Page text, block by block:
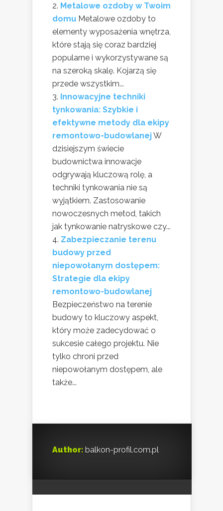
Metalowe ozdoby w Twoim
domu Metalowe ozdoby to
elementy wyposażenia wnętrza,
które stają się coraz bardziej
popularne i wykorzystywane są
na szeroką skalę. Kojarzą się
przede wszystkim...
Innowacyjne techniki
tynkowania: Szybkie i
efektywne metody dla ekipy
remontowo-budowlanejW
dzisiejszym świecie
budownictwa innowacje
odgrywają kluczową rolę, a
techniki tynkowania nie są
wyjątkiem. Zastosowanie
nowoczesnych metod, takich
jak tynkowanie natryskowe czy...
Zabezpieczanie terenu
budowy przed
niepowołanym dostępem:
Strategie dla ekipy
remontowo-budowlanej
Bezpieczeństwo na terenie
budowy to kluczowy aspekt,
który może zadecydować o
sukcesie całego projektu. Nie
tylko chroni przed
niepowołanym dostępem, ale
także...
Author: balkon-profil.com.pl